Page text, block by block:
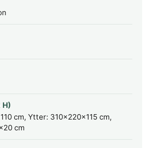
H)
cm, Ytter: 310x220x115 cm,
cm